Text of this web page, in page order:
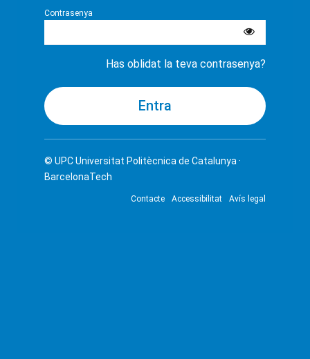
Contrasenya
Has oblidat la teva contrasenya?
© UPCUniversitat Politècnica de Catalunya ·
BarcelonaTech
Contacte Accessibilitat Avís legal